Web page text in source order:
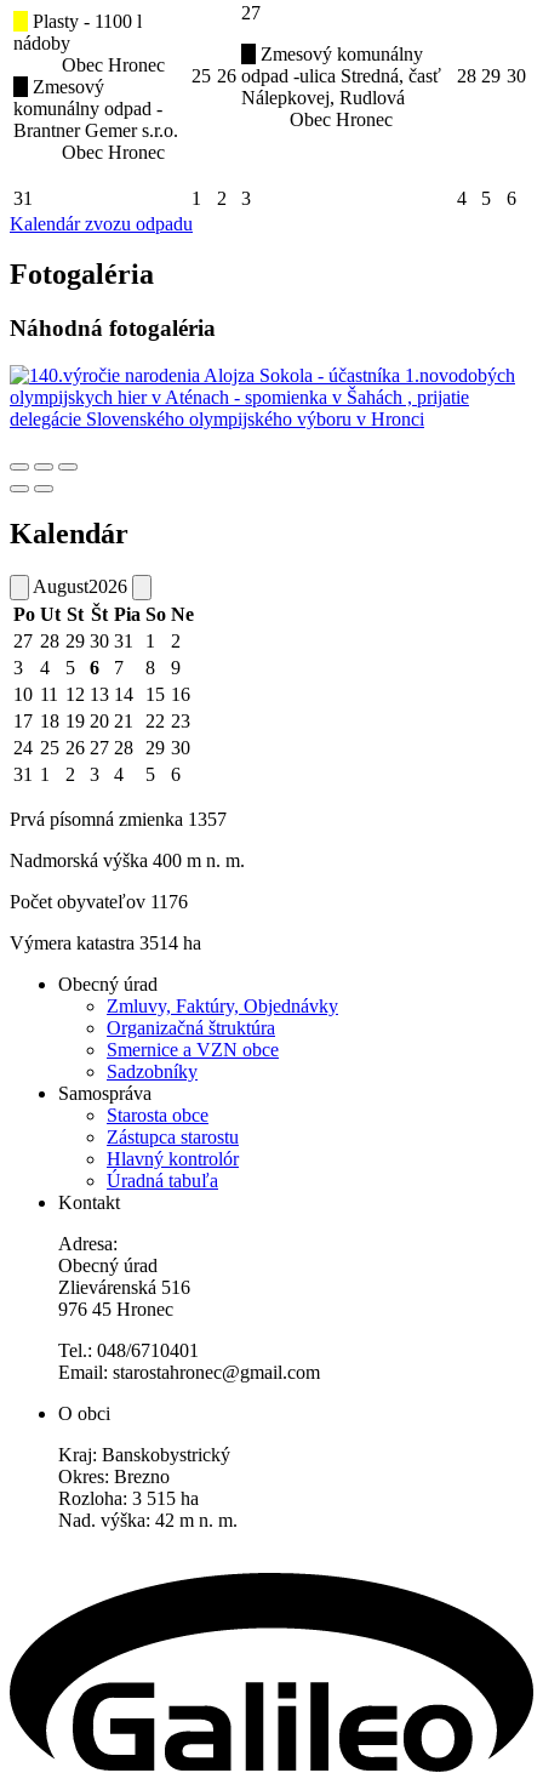
Plasty - 1100 l
nádoby
Obec Hronec
Zmesový
komunálny odpad -
Brantner Gemer s.r.o.
Obec Hronec
25 26
27
Zmesový komunálny
odpad -ulica Stredná, časť
Nálepkovej, Rudlová
Obec Hronec
28 29 30
31 1 2 3 4 5
6
Kalendár zvozu odpadu
Fotogaléria
Náhodná fotogaléria
Kalendár
August2026
Po Ut St Št Pia So Ne
27 28 29 30 31 1
2
3
4 5 6 7 8
9
10 11 12 13 14 15 16
17 18 19 20 21 22 23
24 25 26 27 28 29 30
31 1 2 3 4 5 6
Prvá písomná zmienka 1357
Nadmorská výška 400 m n. m.
Počet obyvateľov 1176
Výmera katastra 3514 ha
Obecný úrad
Zmluvy, Faktúry, Objednávky
Organizačná štruktúra
Smernice a VZN obce
Sadzobníky
Samospráva
Starosta obce
Zástupca starostu
Hlavný kontrolór
Úradná tabuľa
Kontakt
Adresa:
Obecný úrad
Zlievárenská 516
976 45 Hronec
Tel.: 048/6710401
Email: starostahronec@gmail.com
O obci
Kraj: Banskobystrický
Okres: Brezno
Rozloha: 3 515 ha
Nad. výška: 42 m n. m.